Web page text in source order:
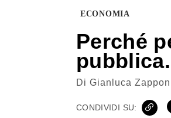
ECONOMIA
Perché
Di Gianluca
CONDIVIDI SU: